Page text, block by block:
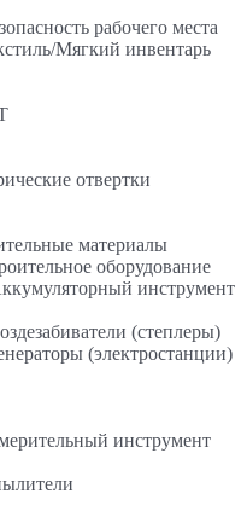
рабочего места
Мягкий инвентарь
отвертки
материалы
оборудование
инструмент
(степлеры)
(электростанции)
инструмент